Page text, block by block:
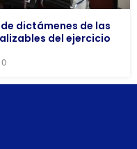
dictámenes de las
del ejercicio
0